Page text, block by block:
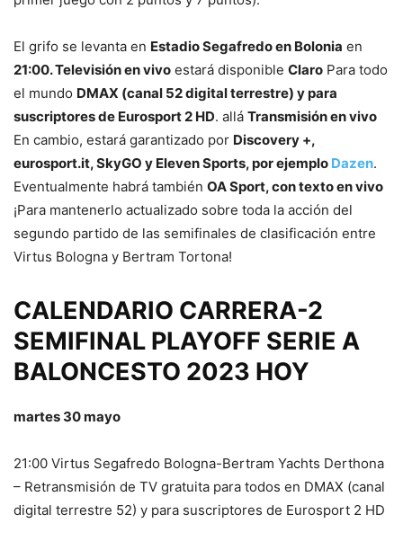
El grifo se levanta en Estadio Segafredo en Bolonia en
21:00. Televisión en vivo estará disponible Claro Para todo
el mundo DMAX (canal 52 digital terrestre) y para
suscriptores de Eurosport 2 HD. allá Transmisión en vivo
En cambio, estará garantizado por Discovery +,
eurosport.it, SkyGO y Eleven Sports, por ejemplo Dazen.
Eventualmente habrá también OA Sport, con texto en vivo
¡Para mantenerlo actualizado sobre toda la acción del
segundo partido de las semifinales de clasificación entre
Virtus Bologna y Bertram Tortona!
CALENDARIO CARRERA-2
SEMIFINAL PLAYOFF SERIE A
BALONCESTO 2023 HOY
martes 30 mayo
21:00 Virtus Segafredo Bologna-Bertram Yachts Derthona
– Retransmisión de TV gratuita para todos en DMAX (canal
digital terrestre 52) y para suscriptores de Eurosport 2 HD